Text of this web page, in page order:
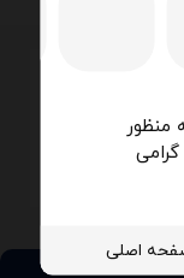
منظور
اصلی